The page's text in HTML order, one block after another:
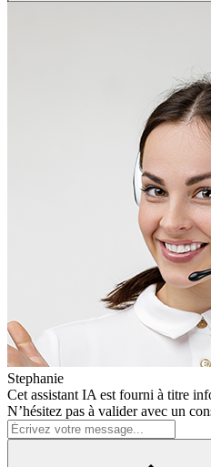
Stephanie
Cet assistant IA est fourni à titre
N’hésitez pas à valider avec un